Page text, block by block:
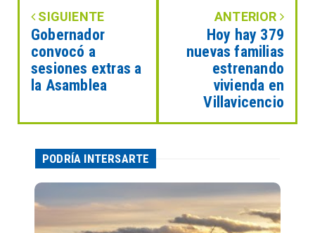
SIGUIENTE
Gobernador
convocó a
sesiones extras a
la Asamblea
ANTERIOR
Hoy hay 379
nuevas familias
estrenando
vivienda en
Villavicencio
PODRÍA INTERSARTE